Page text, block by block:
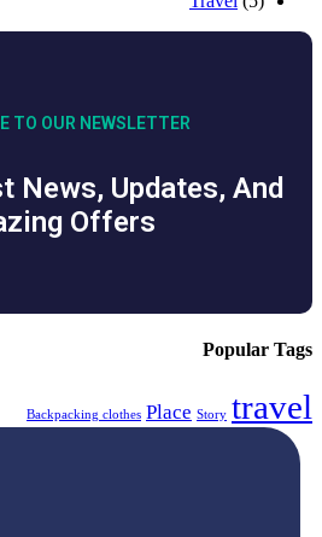
SUBSCRIBE TO OUR
Get The Latest News,
Amazing
Backpacking clothes